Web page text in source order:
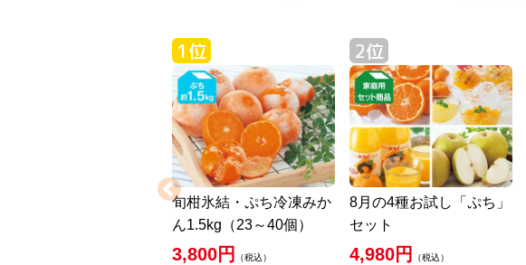
旬柑氷結・ぷち冷凍みか
ん1.5kg（23～40個）
3,800円 （税込）
8月の4種お試し「ぷち」
セット
4,980円 （税込）